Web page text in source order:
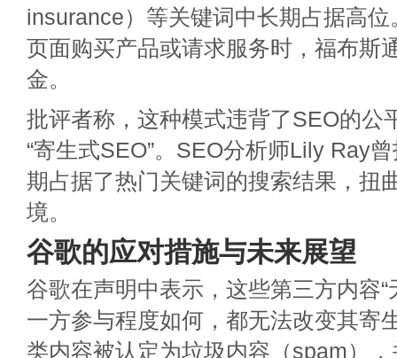
insurance）等关键词中长期占据高
页面购买产品或请求服务时，福布斯
金。
批评者称，这种模式违背了SEO的公
“寄生式SEO”。SEO分析师Lily Ray
期占据了热门关键词的搜索结果，扭
境。
谷歌的应对措施与未来展望
谷歌在声明中表示，这些第三方内容
一方参与程度如何，都无法改变其寄
类内容被认定为垃圾内容（spam）